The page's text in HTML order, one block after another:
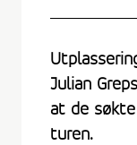
Julian
at de
turen.